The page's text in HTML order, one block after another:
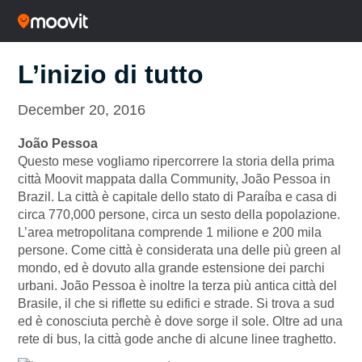
L’inizio di tutto
December 20, 2016
João Pessoa
Questo mese vogliamo ripercorrere la storia della prima
città Moovit mappata dalla Community, João Pessoa in
Brazil. La città è capitale dello stato di Paraíba e casa di
circa 770,000 persone, circa un sesto della popolazione.
L’area metropolitana comprende 1 milione e 200 mila
persone. Come città è considerata una delle più green al
mondo, ed è dovuto alla grande estensione dei parchi
urbani. João Pessoa è inoltre la terza più antica città del
Brasile, il che si riflette su edifici e strade. Si trova a sud
ed è conosciuta perchè è dove sorge il sole. Oltre ad una
rete di bus, la città gode anche di alcune linee traghetto.